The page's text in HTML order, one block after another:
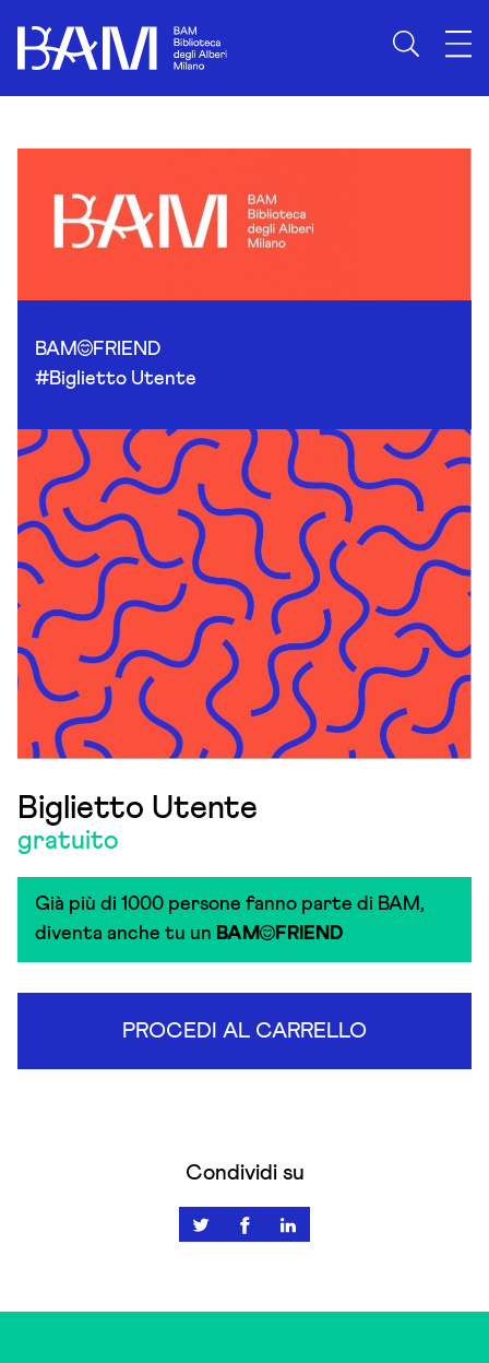
BAM
FRIEND
#Biglietto Utente
Biglietto Utente
gratuito
Già più di 1000 persone fanno parte di BAM,
diventa anche tu un BAM FRIEND
PROCEDI AL CARRELLO
Condividi su